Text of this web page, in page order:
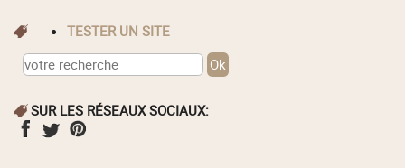
TESTER UN SITE
SUR LES RÉSEAUX SOCIAUX: